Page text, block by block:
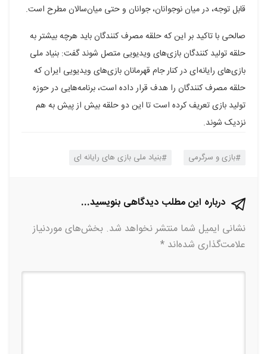
قابل توجه، در میان نوجوانان، جوانان و حتی میان‌سالان مطرح است.
صالحی با تاکید بر این که حلقه مصرف کنندگان باید هرچه بیشتر به
حلقه تولید کنندگان بازی‌های ویدیویی متصل شوند گفت: بنیاد ملی
بازی‌های رایانه‌ای در کنار جام قهرمانان بازی‌های ویدیویی ایران که
حلقه مصرف کنندگان را هدف قرار داده است، برنامه‌هایی در حوزه
تولید بازی تعریف کرده است تا این دو حلقه بیش از پیش به هم
نزدیک شوند.
بازی و سرگرمی بنیاد ملی بازی های رایانه ای
درباره این مطلب دیدگاهی بنویسید...
نشانی ایمیل شما منتشر نخواهد شد. بخش‌های موردنیاز
علامت‌گذاری شده‌اند *